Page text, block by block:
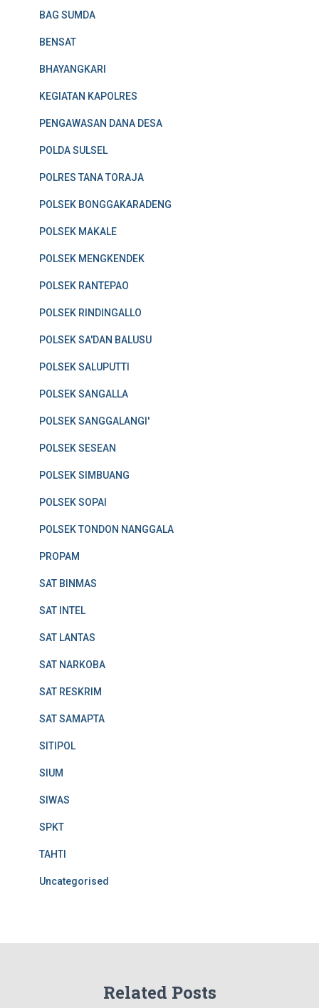
BAG SUMDA
BENSAT
BHAYANGKARI
KEGIATAN KAPOLRES
PENGAWASAN DANA DESA
POLDA SULSEL
POLRES TANA TORAJA
POLSEK BONGGAKARADENG
POLSEK MAKALE
POLSEK MENGKENDEK
POLSEK RANTEPAO
POLSEK RINDINGALLO
POLSEK SA'DAN BALUSU
POLSEK SALUPUTTI
POLSEK SANGALLA
POLSEK SANGGALANGI'
POLSEK SESEAN
POLSEK SIMBUANG
POLSEK SOPAI
POLSEK TONDON NANGGALA
PROPAM
SAT BINMAS
SAT INTEL
SAT LANTAS
SAT NARKOBA
SAT RESKRIM
SAT SAMAPTA
SITIPOL
SIUM
SIWAS
SPKT
TAHTI
Uncategorised
Related Posts